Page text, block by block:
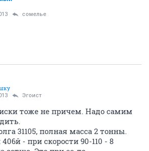
сомелье
Эгоист
тоже не причем. Надо самим
31105, полная масса 2 тонны.
- при скорости 90-110 - 8